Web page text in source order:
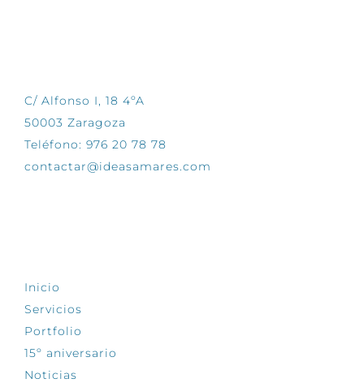
C/ Alfonso I, 18 4ºA
50003 Zaragoza
Teléfono: 976 20 78 78
contactar@ideasamares.com
Inicio
Servicios
Portfolio
15º aniversario
Noticias